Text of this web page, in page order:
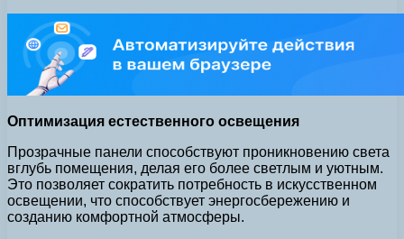
Оптимизация естественного освещения
Прозрачные панели способствуют проникновению света
вглубь помещения, делая его более светлым и уютным.
Это позволяет сократить потребность в искусственном
освещении, что способствует энергосбережению и
созданию комфортной атмосферы.